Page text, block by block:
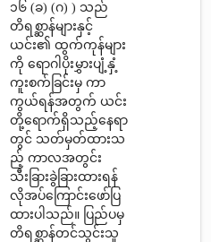
၁၆ (ခ) (ဂ) ) သည်
တိရစ္ဆာန်များနှင့်
ယင်း၏ ထွက်ကုန်များ
ကို ရောဂါပိုးမွှားပျံ့နှံ့
ကူးစက်ခြင်းမှ ကာ
ကွယ်ရန်အတွက် ယင်း
တို့ရောက်ရှိသည့်နေရာ
တွင် သတ်မှတ်ထားသ
ည့် ကာလအတွင်း
သီးခြားခွဲခြားထားရန်
လိုအပ်ကြောင်းဖော်ပြ
ထားပါသည်။ ပြည်ပမှ
တိရစ္ဆာန်တင်သွင်းသူ